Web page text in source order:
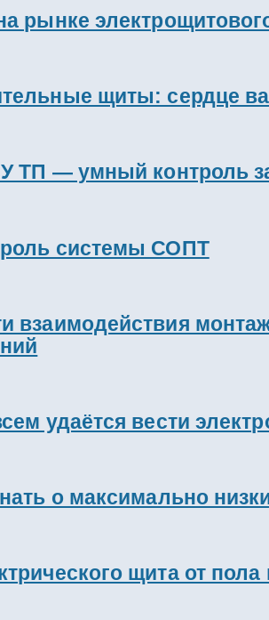
рынке
щиты: сердце
ТП — умный контроль
системы СОПТ
взаимодействия
удаётся вести
о максимально
щита от